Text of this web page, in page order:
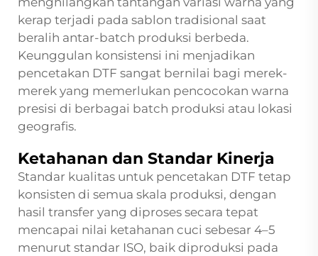
kerap terjadi pada sablon tradisional saat
beralih antar-batch produksi berbeda.
Keunggulan konsistensi ini menjadikan
pencetakan DTF sangat bernilai bagi merek-
merek yang memerlukan pencocokan warna
presisi di berbagai batch produksi atau lokasi
geografis.
Ketahanan dan Standar Kinerja
Standar kualitas untuk pencetakan DTF tetap
konsisten di semua skala produksi, dengan
hasil transfer yang diproses secara tepat
mencapai nilai ketahanan cuci sebesar 4–5
menurut standar ISO, baik diproduksi pada